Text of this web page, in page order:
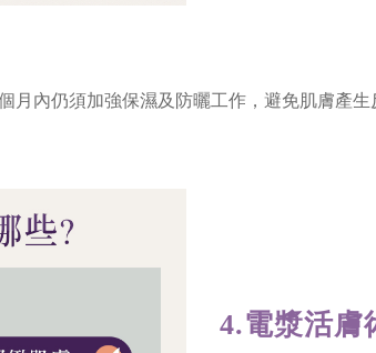
內仍須加強保濕及防曬工作，避免肌膚產生
4.電漿活膚